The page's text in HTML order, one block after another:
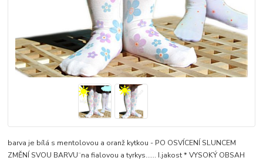
barva je bílá s mentolovou a oranž kytkou - PO OSVÍCENÍ SLUNCEM
ZMĚNÍ SVOU BARVU¨na fialovou a tyrkys...... I.jakost * VYSOKÝ OBSAH